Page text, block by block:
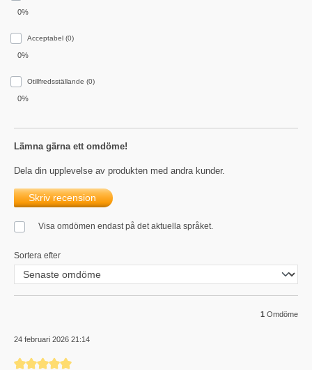
0%
Acceptabel (0)
0%
Otillfredsställande (0)
0%
Lämna gärna ett omdöme!
Dela din upplevelse av produkten med andra kunder.
Skriv recension
Visa omdömen endast på det aktuella språket.
Sortera efter
1 Omdöme
24 februari 2026 21:14
Recension med betyg på 5 av 5 stjärnor